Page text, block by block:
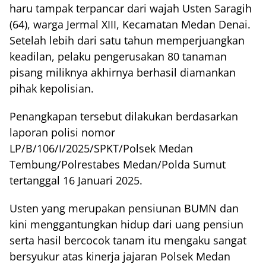
haru tampak terpancar dari wajah Usten Saragih
(64), warga Jermal XIII, Kecamatan Medan Denai.
Setelah lebih dari satu tahun memperjuangkan
keadilan, pelaku pengerusakan 80 tanaman
pisang miliknya akhirnya berhasil diamankan
pihak kepolisian.
Penangkapan tersebut dilakukan berdasarkan
laporan polisi nomor
LP/B/106/I/2025/SPKT/Polsek Medan
Tembung/Polrestabes Medan/Polda Sumut
tertanggal 16 Januari 2025.
Usten yang merupakan pensiunan BUMN dan
kini menggantungkan hidup dari uang pensiun
serta hasil bercocok tanam itu mengaku sangat
bersyukur atas kinerja jajaran Polsek Medan